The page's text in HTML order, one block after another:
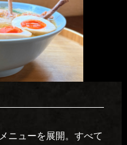
ニューを展開。すべて